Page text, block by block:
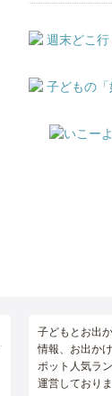
子どもとお出
情報、お出か
ポット人気ラ
運営しておりま